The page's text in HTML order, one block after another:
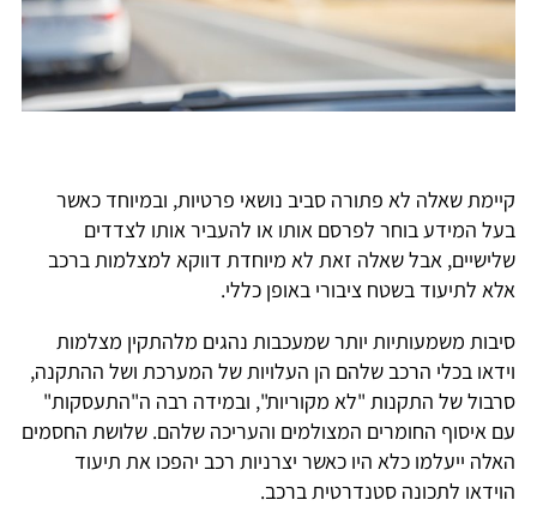
קיימת שאלה לא פתורה סביב נושאי פרטיות, ובמיוחד כאשר
בעל המידע בוחר לפרסם אותו או להעביר אותו לצדדים
שלישיים, אבל שאלה זאת לא מיוחדת דווקא למצלמות ברכב
אלא לתיעוד בשטח ציבורי באופן כללי.
סיבות משמעותיות יותר שמעכבות נהגים מלהתקין מצלמות
וידאו בכלי הרכב שלהם הן העלויות של המערכת ושל ההתקנה,
סרבול של התקנות "לא מקוריות", ובמידה רבה ה"התעסקות"
עם איסוף החומרים המצולמים והעריכה שלהם. שלושת החסמים
האלה ייעלמו כלא היו כאשר יצרניות רכב יהפכו את תיעוד
הוידאו לתכונה סטנדרטית ברכב.